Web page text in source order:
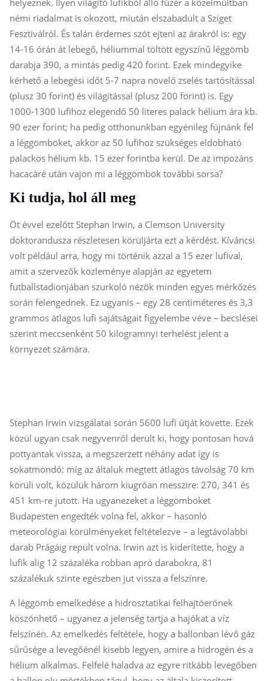
helyeznek. Ilyen világító lufikból álló füzér a közelmúltban
némi riadalmat is okozott, miután elszabadult a Sziget
Fesztiválról. És talán érdemes szót ejteni az árakról is: egy
14-16 órán át lebegő, héliummal töltött egyszínű léggömb
darabja 390, a mintás pedig 420 forint. Ezek mindegyike
kérhető a lebegési időt 5-7 napra növelő zselés tartósítással
(plusz 30 forint) és világítással (plusz 200 forint) is. Egy
1000-1300 lufihoz elegendő 50 literes palack hélium ára kb.
90 ezer forint; ha pedig otthonunkban egyénileg fújnánk fel
a léggömböket, akkor az 50 lufihoz szükséges eldobható
palackos hélium kb. 15 ezer forintba kerül. De az impozáns
hacacáré után vajon mi a léggömbök további sorsa?
Ki tudja, hol áll meg
Öt évvel ezelőtt Stephan Irwin, a Clemson University
doktorandusza részletesen körüljárta ezt a kérdést. Kíváncsi
volt például arra, hogy mi történik azzal a 15 ezer lufival,
amit a szervezők közleménye alapján az egyetem
futballstadionjában szurkoló nézők minden egyes mérkőzés
során felengednek. Ez ugyanis – egy 28 centiméteres és 3,3
grammos átlagos lufi sajátságait figyelembe véve – becslései
szerint meccsenként 50 kilogramnyi terhelést jelent a
környezet számára.
Stephan Irwin vizsgálatai során 5600 lufi útját követte. Ezek
közül ugyan csak negyvenről derült ki, hogy pontosan hová
pottyantak vissza, a megszerzett néhány adat így is
sokatmondó: míg az általuk megtett átlagos távolság 70 km
körüli volt, közülük három kiugróan messzire: 270, 341 és
451 km-re jutott. Ha ugyanezeket a léggömböket
Budapesten engedték volna fel, akkor – hasonló
meteorológiai körülményeket feltételezve – a legtávolabbi
darab Prágáig repült volna. Irwin azt is kiderítette, hogy a
lufik alig 12 százaléka robban apró darabokra, 81
százalékuk szinte egészben jut vissza a felszínre.
A léggömb emelkedése a hidrosztatikai felhajtóerőnek
köszönhető – ugyanez a jelenség tartja a hajókat a víz
felszínén. Az emelkedés feltétele, hogy a ballonban lévő gáz
sűrűsége a levegőénél kisebb legyen, amire a hidrogén és a
hélium alkalmas. Felfelé haladva az egyre ritkább levegőben